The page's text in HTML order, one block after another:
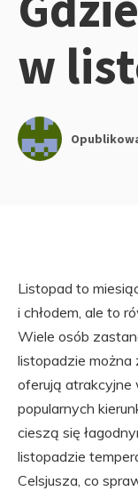
w
Listopad to
i chłodem, ale to
Wiele osób
listopadzie można
oferują atrakcyjne
popularnych
cieszą się
listopadzie
Celsjusza, co